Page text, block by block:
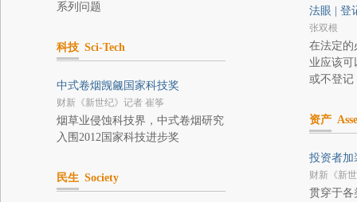
系列问题
科技 Sci-Tech
中式卷烟觊觎国家科技奖
财新《新世纪》记者 崔筝
烟草业侵蚀科技界，中式卷烟研究
入围2012国家科技进步奖
民生 Society
法眼 | 登
张双根
在法定的
业应该
或不登记
资产
投资者加
财新《新
贯穿于各